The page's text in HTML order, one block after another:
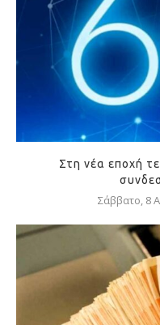
Στη νέα εποχή
Σάββατο, 8